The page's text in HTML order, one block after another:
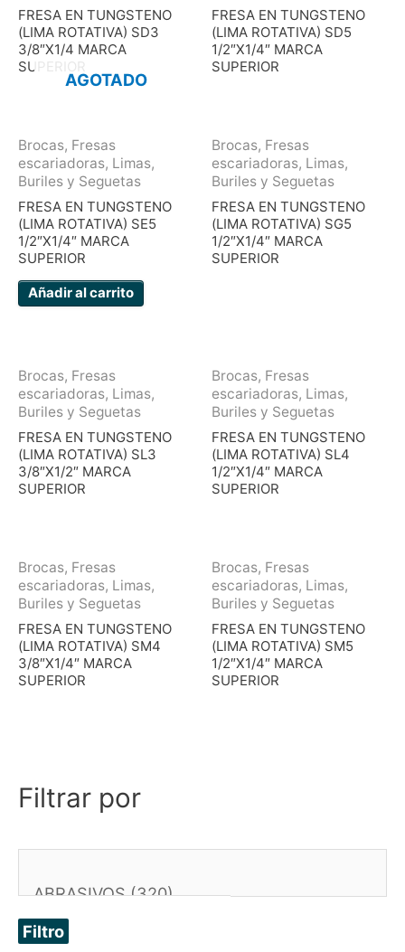
FRESA EN TUNGSTENO
(LIMA ROTATIVA) SD3
3/8″X1/4 MARCA
SUPERIOR
FRESA EN TUNGSTENO
(LIMA ROTATIVA) SD5
1/2″X1/4″ MARCA
SUPERIOR
AGOTADO
Brocas, Fresas
escariadoras, Limas,
Buriles y Seguetas
FRESA EN TUNGSTENO
(LIMA ROTATIVA) SE5
1/2″X1/4″ MARCA
SUPERIOR
Añadir al carrito
Brocas, Fresas
escariadoras, Limas,
Buriles y Seguetas
FRESA EN TUNGSTENO
(LIMA ROTATIVA) SG5
1/2″X1/4″ MARCA
SUPERIOR
Brocas, Fresas
escariadoras, Limas,
Buriles y Seguetas
FRESA EN TUNGSTENO
(LIMA ROTATIVA) SL3
3/8″X1/2″ MARCA
SUPERIOR
Brocas, Fresas
escariadoras, Limas,
Buriles y Seguetas
FRESA EN TUNGSTENO
(LIMA ROTATIVA) SL4
1/2″X1/4″ MARCA
SUPERIOR
Brocas, Fresas
escariadoras, Limas,
Buriles y Seguetas
FRESA EN TUNGSTENO
(LIMA ROTATIVA) SM4
3/8″X1/4″ MARCA
SUPERIOR
Brocas, Fresas
escariadoras, Limas,
Buriles y Seguetas
FRESA EN TUNGSTENO
(LIMA ROTATIVA) SM5
1/2″X1/4″ MARCA
SUPERIOR
Filtrar por
Filtro